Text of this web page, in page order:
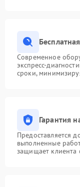
Современное
экспресс-
сроки,
Гарантия
Предоставляется
выполненные
защищает клиента